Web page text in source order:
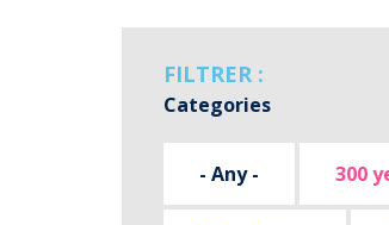
FILTRER :
Categories
- Any - 300